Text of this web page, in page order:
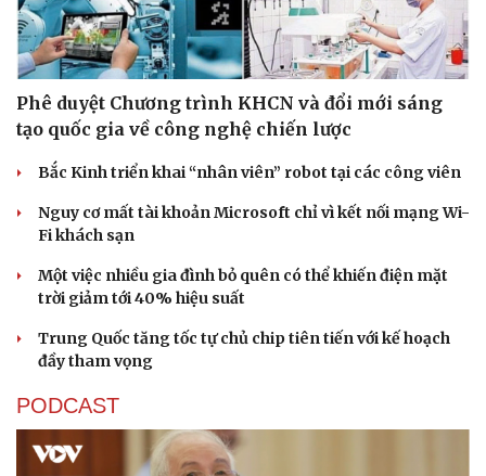
Dinh dưỡng - món ngon
Phê duyệt Chương trình KHCN và đổi mới sáng
tạo quốc gia về công nghệ chiến lược
Bắc Kinh triển khai “nhân viên” robot tại các công viên
Nguy cơ mất tài khoản Microsoft chỉ vì kết nối mạng Wi-
Fi khách sạn
Một việc nhiều gia đình bỏ quên có thể khiến điện mặt
trời giảm tới 40% hiệu suất
Trung Quốc tăng tốc tự chủ chip tiên tiến với kế hoạch
đầy tham vọng
PODCAST